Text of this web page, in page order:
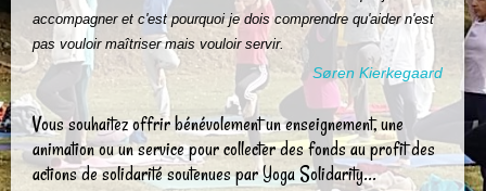
accompagner et c'est pourquoi je dois comprendre qu'aider n'est
pas vouloir maîtriser mais vouloir servir.
Søren Kierkegaard
Vous souhaitez offrir bénévolement un enseignement, une
animation ou un service pour collecter des fonds au profit des
actions de solidarité soutenues par Yoga Solidarity...